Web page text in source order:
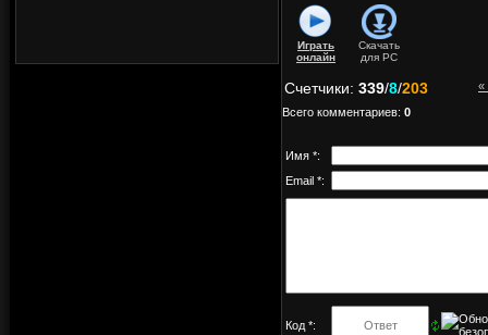
Играть
онлайн
Скачать
для PC
«
Счетчики: 339/8/203
Всего комментариев: 0
Имя *:
Email *:
Код *: